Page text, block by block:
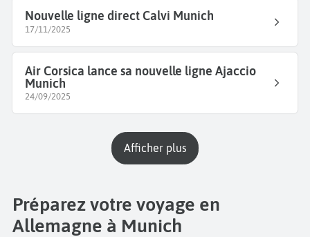
Nouvelle ligne direct Calvi Munich
17/11/2025
Air Corsica lance sa nouvelle ligne Ajaccio
Munich
24/09/2025
Afficher plus
Préparez votre voyage en
Allemagne à Munich